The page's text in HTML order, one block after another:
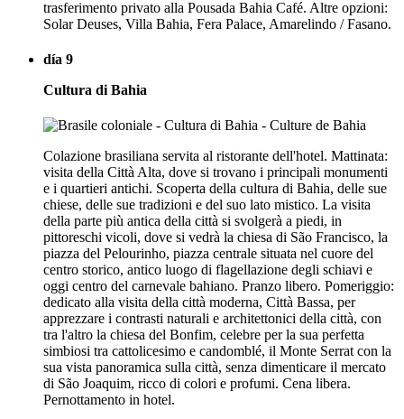
trasferimento privato alla Pousada Bahia Café. Altre opzioni:
Solar Deuses, Villa Bahia, Fera Palace, Amarelindo / Fasano.
día 9
Cultura di Bahia
Colazione brasiliana servita al ristorante dell'hotel. Mattinata:
visita della Città Alta, dove si trovano i principali monumenti
e i quartieri antichi. Scoperta della cultura di Bahia, delle sue
chiese, delle sue tradizioni e del suo lato mistico. La visita
della parte più antica della città si svolgerà a piedi, in
pittoreschi vicoli, dove si vedrà la chiesa di São Francisco, la
piazza del Pelourinho, piazza centrale situata nel cuore del
centro storico, antico luogo di flagellazione degli schiavi e
oggi centro del carnevale bahiano. Pranzo libero. Pomeriggio:
dedicato alla visita della città moderna, Città Bassa, per
apprezzare i contrasti naturali e architettonici della città, con
tra l'altro la chiesa del Bonfim, celebre per la sua perfetta
simbiosi tra cattolicesimo e candomblé, il Monte Serrat con la
sua vista panoramica sulla città, senza dimenticare il mercato
di São Joaquim, ricco di colori e profumi. Cena libera.
Pernottamento in hotel.